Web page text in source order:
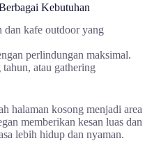
Kebutuhan
dan kafe outdoor yang
perlindungan maksimal.
atau gathering
halaman kosong menjadi area
memberikan kesan luas dan
lebih hidup dan nyaman.